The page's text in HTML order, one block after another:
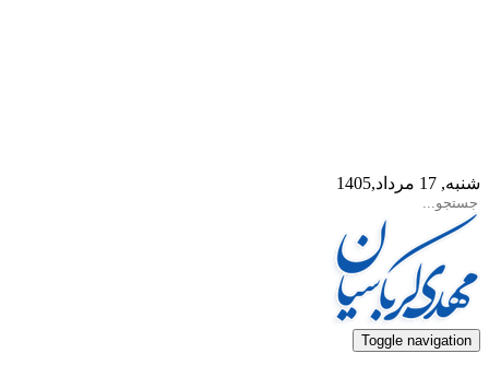
شنبه, 17 مرداد,1405
Toggle navigation